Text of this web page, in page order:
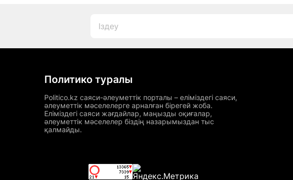
Политико туралы
Politico.kz саяси-әлеуметтік порталы – еліміздегі саяси,
әлеуметтік мәселелерге арналған бірегей жоба.
Еліміздегі саяси жағдайлар, маңызды оқиғалар,
әлеуметтік мәселелер біздің назарымыздан тыс
қалмайды.